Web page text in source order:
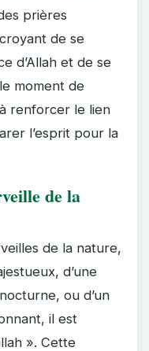
prières
de se
d’Allah et de se
moment de
renforcer le lien
l’esprit pour la
de la
de la nature,
d’une
ou d’un
il est
». Cette